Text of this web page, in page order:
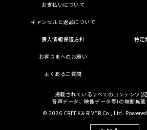
お支払いについて
キャンセルと返品について
個人情報保護方針 特定
お客さまへのお願い
よくあるご質問
掲載されているすべてのコンテンツ(
音声データ、映像データ等)の無断転載
© 2026 CREEK＆RIVER Co., Ltd.